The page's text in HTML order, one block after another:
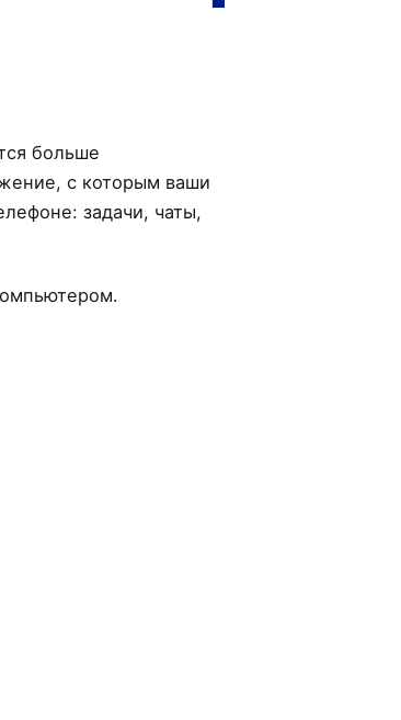
больше
с которым ваши
задачи, чаты,